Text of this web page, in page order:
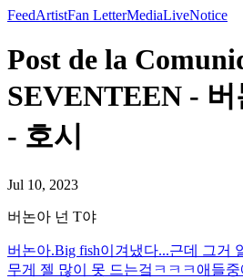
FeedArtistFan LetterMediaLiveNotice
Post de la
SEVENTEEN -
- 호시
Jul 10, 2023
버논아 넌 T야
버논아.Big fish이겨냈다...근데 그거
무게 젤 많이 못 드는겈ㅋㅋㅋ애들중